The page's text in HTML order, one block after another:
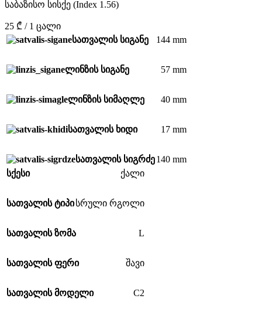
საბაზისო სისქე (Index 1.56)
25 ₾ / 1 ცალი
სათვალის სიგანე
144 mm
ლინზის სიგანე 57 mm
ლინზის სიმაღლე 40 mm
სათვალის ხიდი 17 mm
სათვალის სიგრძე140 mm
სქესი
ქალი
სათვალის ტიპისრული რგოლი
სათვალის ზომა L
სათვალის ფერი შავი
სათვალის მოდელი C2